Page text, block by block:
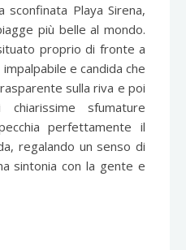
sconfinata Playa Sirena,
più belle al mondo.
proprio di fronte a
e candida che
sulla riva e poi
sfumature
perfettamente il
regalando un senso di
sintonia con la gente e